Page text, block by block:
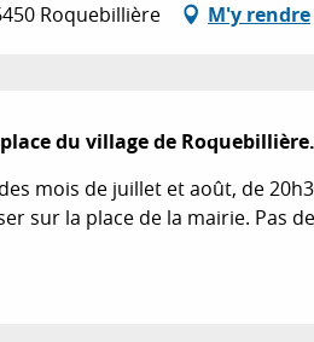
Roquebillière
M'y rendre
du village de Roquebillière.
mois de juillet et août, de
sur la place de la mairie. Pas